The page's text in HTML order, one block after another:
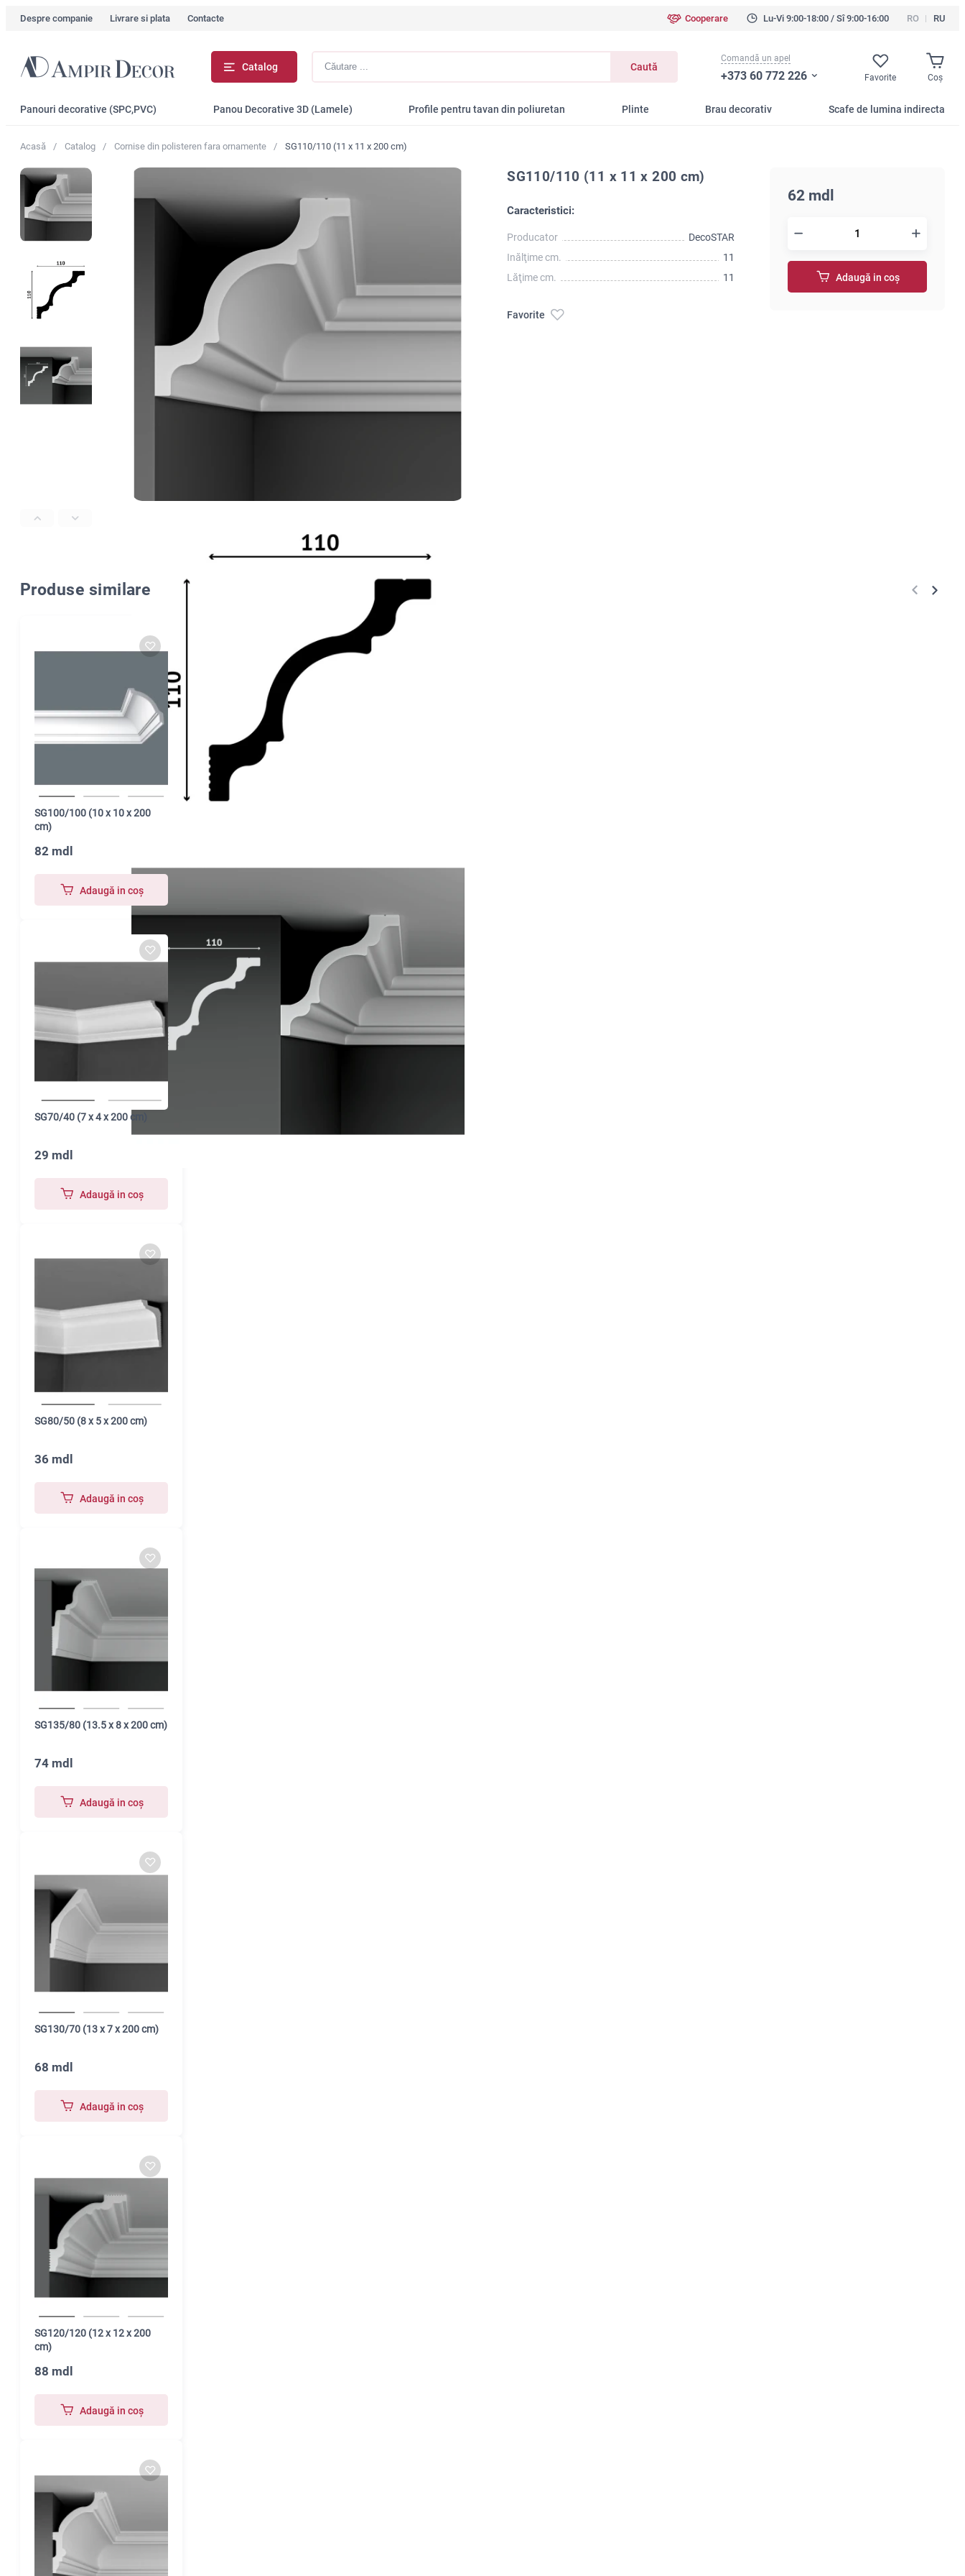
Despre companie Livrare si plata Contacte Cooperare Lu-Vi 9:00-18:00 / Sî 9:00-16:00 RO RU
Catalog Caută
Comandă un apel
+373 60 772 226 Favorite Coş
Panouri decorative (SPC,PVC) Panou Decorative 3D (Lamele) Profile pentru tavan din poliuretan Plinte Brau decorativ Scafe de lumina indirecta
Acasă Catalog Сornise din polisteren fara ornamente SG110/110 (11 x 11 x 200 cm)
SG110/110 (11 x 11 x 200 cm)
Caracteristici:
Producator
DecoSTAR
Inălţime cm.
11
Lăţime cm.
11
Favorite
62 mdl
Adaugă in coş
Produse similare
SG100/100 (10 x 10 x 200
cm)
82 mdl
Adaugă in coş
SG70/40 (7 x 4 x 200 cm)
29 mdl
Adaugă in coş
SG80/50 (8 x 5 x 200 cm)
36 mdl
Adaugă in coş
SG135/80 (13.5 x 8 x 200 cm)
74 mdl
Adaugă in coş
SG130/70 (13 x 7 x 200 cm)
68 mdl
Adaugă in coş
SG120/120 (12 x 12 x 200
cm)
88 mdl
Adaugă in coş